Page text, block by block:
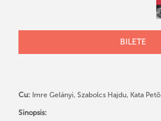
BILETE
Cu: Imre Gelányi, Szabolcs Hajdu, Kata Petõ
Sinopsis: